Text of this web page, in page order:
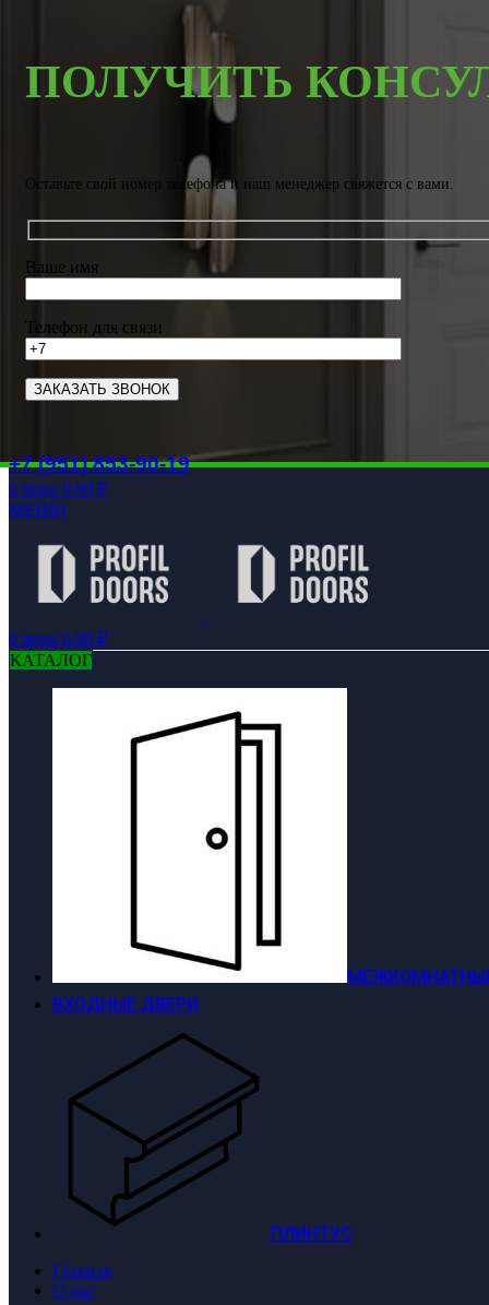
ПОЛУЧИТЬ
Оставьте свой номер телефона и наш менеджер свяжется с вами.
Ваше имя
Телефон для связи
+7 (951) 853-90-19
0 items 0.00 ₽
МЕНЮ
0 items 0.00 ₽
КАТАЛОГ
ВХОДНЫЕ ДВЕРИ
ПЛИНТУС
Главная
О нас